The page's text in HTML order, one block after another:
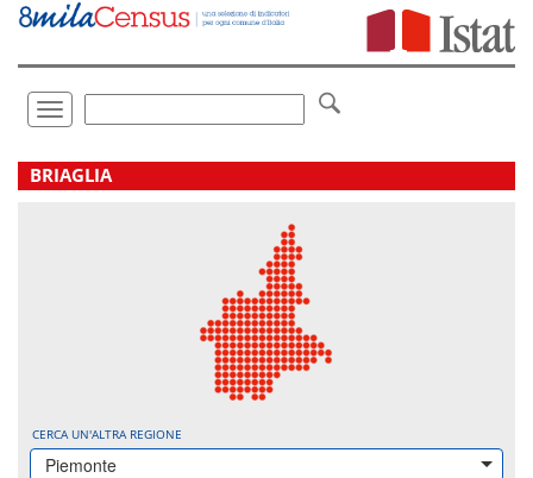
Vai
direttamente
Toggle
navigation
.
BRIAGLIA
CERCA UN'ALTRA REGIONE
Piemonte